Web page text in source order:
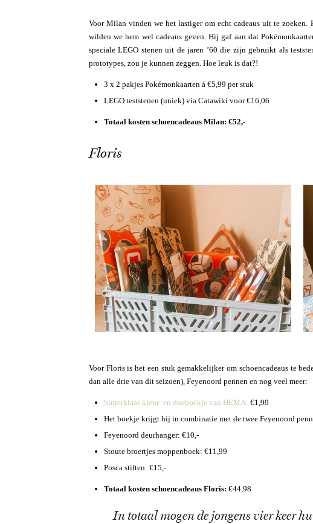
Voor Milan vinden we het lastiger om echt cadeaus uit te
wilden we hem wel cadeaus geven. Hij gaf aan dat
speciale LEGO stenen uit de jaren ’60 die zijn gebruikt als
prototypes, zou je kunnen zeggen. Hoe leuk is dat?!
3 x 2 pakjes Pokémonkaarten á €5,99 per stuk
LEGO teststenen (uniek) via Catawiki voor €16,06
Totaal kosten schoencadeaus Milan: €52,-
Floris
Voor Floris is het een stuk gemakkelijker om schoencadeaus te
dan alle drie van dit seizoen), Feyenoord pennen en nog veel meer:
Sinterklaas kleur- en doeboekje van HEMA: €1,99
Het boekje krijgt hij in combinatie met de twee Feyenoord
Feyenoord deurhanger: €10,-
Stoute broertjes moppenboek: €11,99
Posca stiften: €15,-
Totaal kosten schoencadeaus Floris: €44,98
In totaal mogen de jongens vier keer